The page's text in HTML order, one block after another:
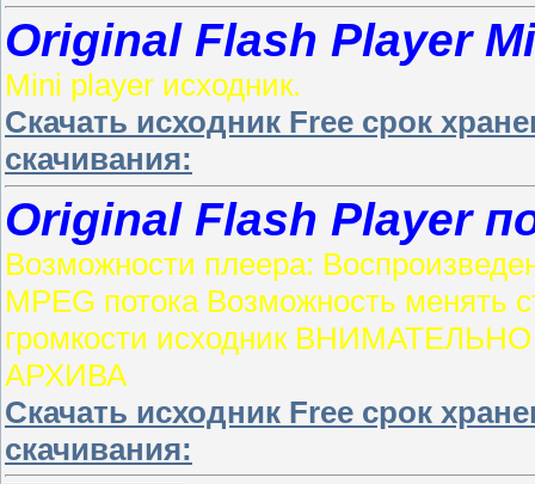
Original Flash Player
Mini player исходник.
Скачать исходник Free срок
скачивания:
Original Flash Player
Возможности плеера:
MPEG потока Возможность менять
громкости исходник ВНИМАТЕЛЬНО
АРХИВА
Скачать исходник Free срок
скачивания: